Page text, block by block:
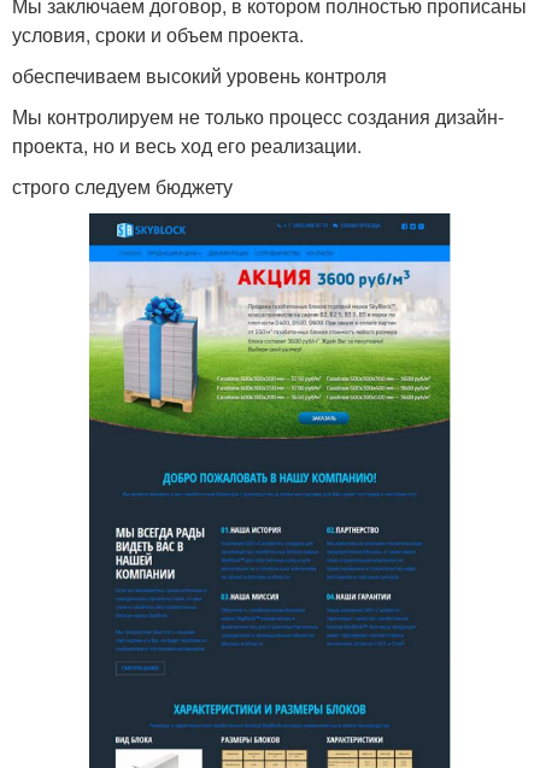
условия, сроки и объем проекта.
обеспечиваем высокий уровень контроля
Мы контролируем не только процесс создания дизайн-
проекта, но и весь ход его реализации.
строго следуем бюджету